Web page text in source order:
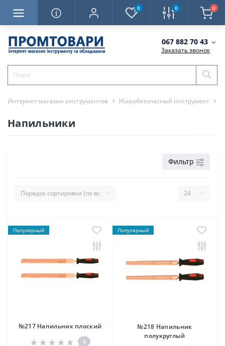
0 0 0
067 882 70 43
Заказать звонок
Интернет-магазин инструментов Искробезопасный инструмент
Напильники
Фильтр
Популярный
№217 Напильник плоский
0
Популярный
№218 Напильник
полукруглый